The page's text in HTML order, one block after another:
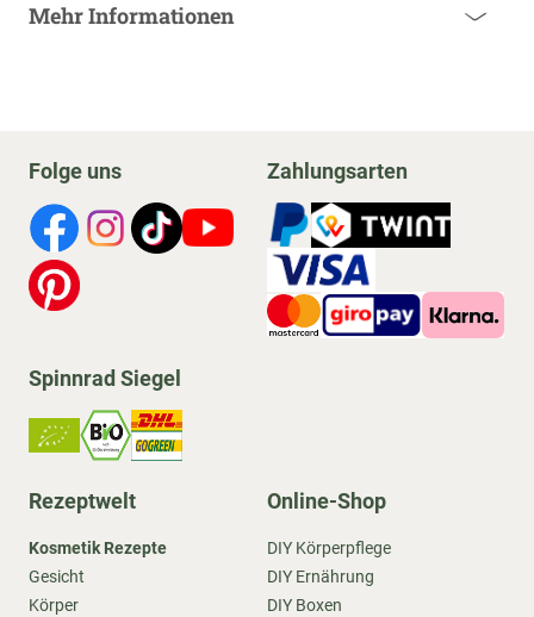
Mehr Informationen
Folge uns Zahlungsarten
Spinnrad Siegel
Rezeptwelt
Kosmetik Rezepte
Gesicht
Körper
Online-Shop
DIY Körperpflege
DIY Ernährung
DIY Boxen